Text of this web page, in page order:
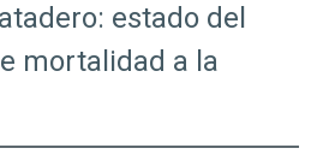
estado del
mortalidad a la